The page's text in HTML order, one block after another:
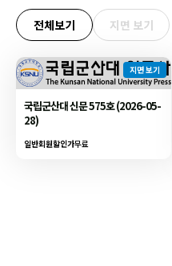
전체보기 지면 보기
지면 보기
국립군산대 신문 575호 (2026-05-
28)
일반회원할인가무료